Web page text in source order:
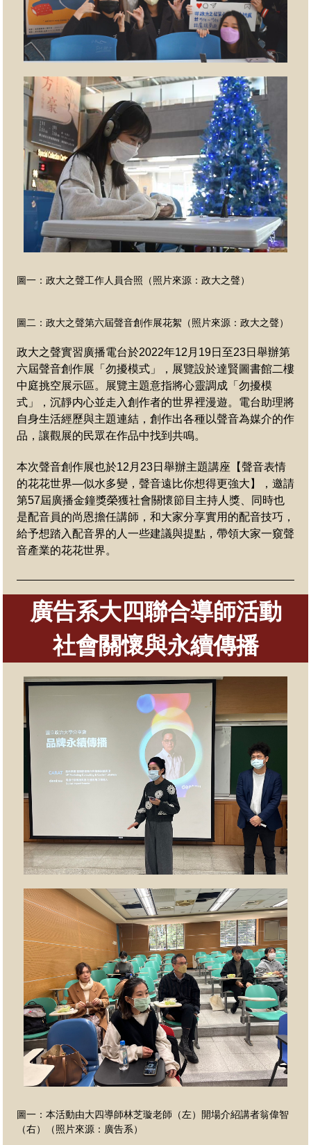
圖一：政大之聲工作人員合照（照片來源：政大之聲）
圖二： 政大之聲第六屆聲音創作展花絮（照片來源：政大之聲）
政大之聲實習廣播電台於2022年12月19日至23日舉辦第
六屆聲音創作展「勿擾模式」，展覽設於達賢圖書館二樓
中庭挑空展示區。展覽主題意指將心靈調成「勿擾模
式」，沉靜内心並走入創作者的世界裡漫遊。電台助理將
自身生活經歷與主題連結，創作出各種以聲音為媒介的作
品，讓觀展的民眾在作品中找到共鳴。
本次聲音創作展也於12月23日舉辦主題講座【聲音表情
的花花世界—似水多變，聲音遠比你想得更強大】，邀請
第57屆廣播金鐘獎榮獲社會關懷節目主持人獎、同時也
是配音員的尚恩擔任講師，和大家分享實用的配音技巧，
給予想踏入配音界的人一些建議與提點，帶領大家一窺聲
音產業的花花世界。
廣告系大四聯合導師活動
社會關懷與永續傳播
圖一：本活動由大四導師林芝璇老師（左）開場介紹講者翁偉智
（右）（照片來源：廣告系）